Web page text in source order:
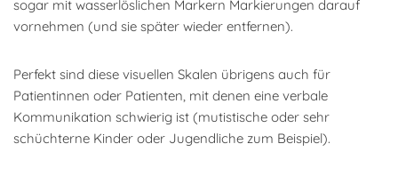
sogar mit wasserlöslichen Markern Markierungen darauf
vornehmen (und sie später wieder entfernen).
Perfekt sind diese visuellen Skalen übrigens auch für
Patientinnen oder Patienten, mit denen eine verbale
Kommunikation schwierig ist (mutistische oder sehr
schüchterne Kinder oder Jugendliche zum Beispiel).